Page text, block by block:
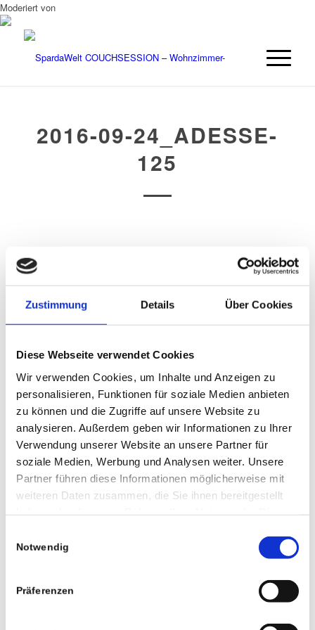
Zustimmung Details Über Cookies
Diese Webseite verwendet Cookies
Wir verwenden Cookies, um Inhalte und Anzeigen zu
personalisieren, Funktionen für soziale Medien anbieten
zu können und die Zugriffe auf unsere Website zu
analysieren. Außerdem geben wir Informationen zu Ihrer
Verwendung unserer Website an unsere Partner für
soziale Medien, Werbung und Analysen weiter. Unsere
Partner führen diese Informationen möglicherweise mit
weiteren Daten zusammen, die Sie ihnen bereitgestellt
Notwendig
Präferenzen
Moderiert von
2016-09-24_ADESSE-
125
26. SEPTEMBER 2016
/ 0 KOMMENTARE
/ VONOPUS
Eintrag teilen